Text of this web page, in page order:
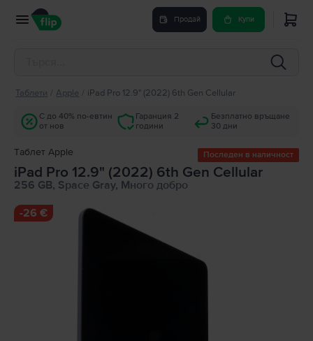
Продай Купи
Таблети Apple iPad Pro 12.9" (2022) 6th Gen Cellular
С до 40% по-евтин
от нов
Гаранция 2
години
Безплатно връщане
30 дни
Tаблет Apple Последен в наличност
iPad Pro 12.9" (2022) 6th Gen Cellular
256 GB, Space Gray, Много добро
-26 €